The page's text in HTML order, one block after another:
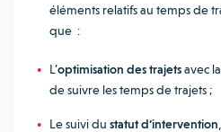
éléments relatifs au temps de
que :
L’optimisation des trajetsavec
de suivre les temps de trajets ;
Le suivi du statut d’intervention